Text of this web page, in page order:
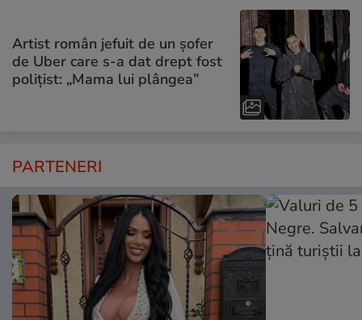
Artist român jefuit de un șofer
de Uber care s-a dat drept fost
polițist: „Mama lui plângea”
PARTENERI